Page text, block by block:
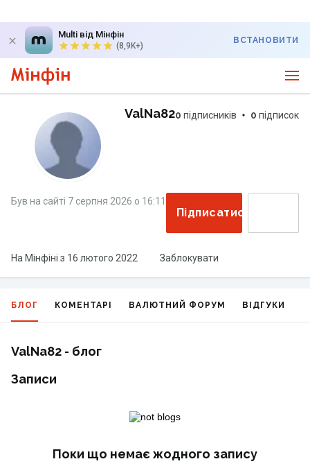
Multi від Мінфін
(8,9K+)
ВСТАНОВИТИ
ValNa820 підписників 0 підписок
Був на сайті 7 серпня 2026 о 16:11
Підписатися
На Мінфіні з 16 лютого 2022 Заблокувати
БЛОГ КОМЕНТАРІ ВАЛЮТНИЙ ФОРУМ ВІДГУКИ
ValNa82 - блог
Записи
Поки що немає жодного запису